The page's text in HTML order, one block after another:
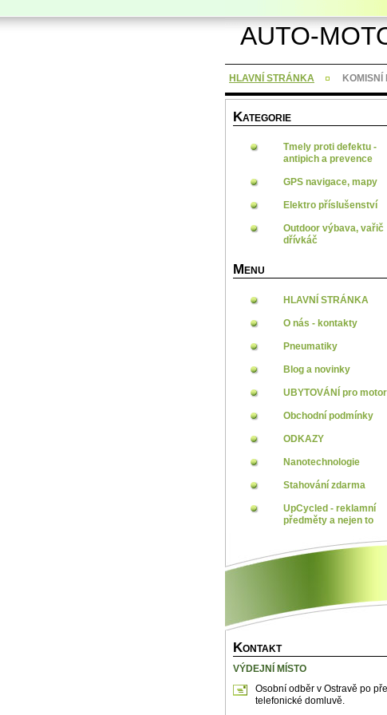
AUTO-
HLAVNÍ STRÁNKA KOMISNÍ
KATEGORIE
Tmely proti defektu -
antipich a prevence
GPS navigace, mapy
Elektro příslušenství
Outdoor výbava, vařič
dřívkáč
M ENU
HLAVNÍ STRÁNKA
O nás - kontakty
Pneumatiky
Blog a novinky
UBYTOVÁNÍ pro
Obchodní podmínky
ODKAZY
Nanotechnologie
Stahování zdarma
UpCycled - reklamní
předměty a nejen to
KONTAKT
VÝDEJNÍ MÍSTO
Osobní odběr v Ostravě po
telefonické domluvě.